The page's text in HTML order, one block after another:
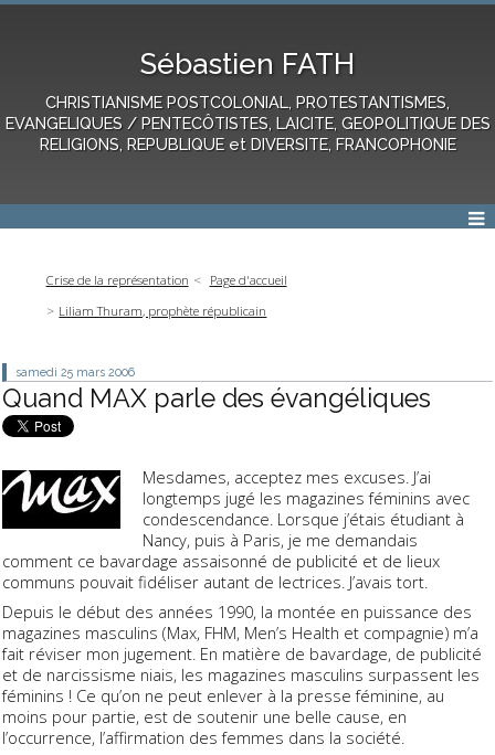
Sébastien FATH
CHRISTIANISME POSTCOLONIAL, PROTESTANTISMES,
EVANGELIQUES / PENTECÔTISTES, LAICITE, GEOPOLITIQUE DES
RELIGIONS, REPUBLIQUE et DIVERSITE, FRANCOPHONIE
Crise de la représentation
Page d'accueil
Liliam Thuram, prophète républicain
samedi 25 mars 2006
Quand MAX parle des évangéliques
Mesdames, acceptez mes excuses. J’ai
longtemps jugé les magazines féminins avec
condescendance. Lorsque j’étais étudiant à
Nancy, puis à Paris, je me demandais
comment ce bavardage assaisonné de publicité et de lieux
communs pouvait fidéliser autant de lectrices. J’avais tort.
Depuis le début des années 1990, la montée en puissance des
magazines masculins (Max, FHM, Men’s Health et compagnie) m’a
fait réviser mon jugement. En matière de bavardage, de publicité
et de narcissisme niais, les magazines masculins surpassent les
féminins ! Ce qu’on ne peut enlever à la presse féminine, au
moins pour partie, est de soutenir une belle cause, en
l’occurrence, l’affirmation des femmes dans la société.